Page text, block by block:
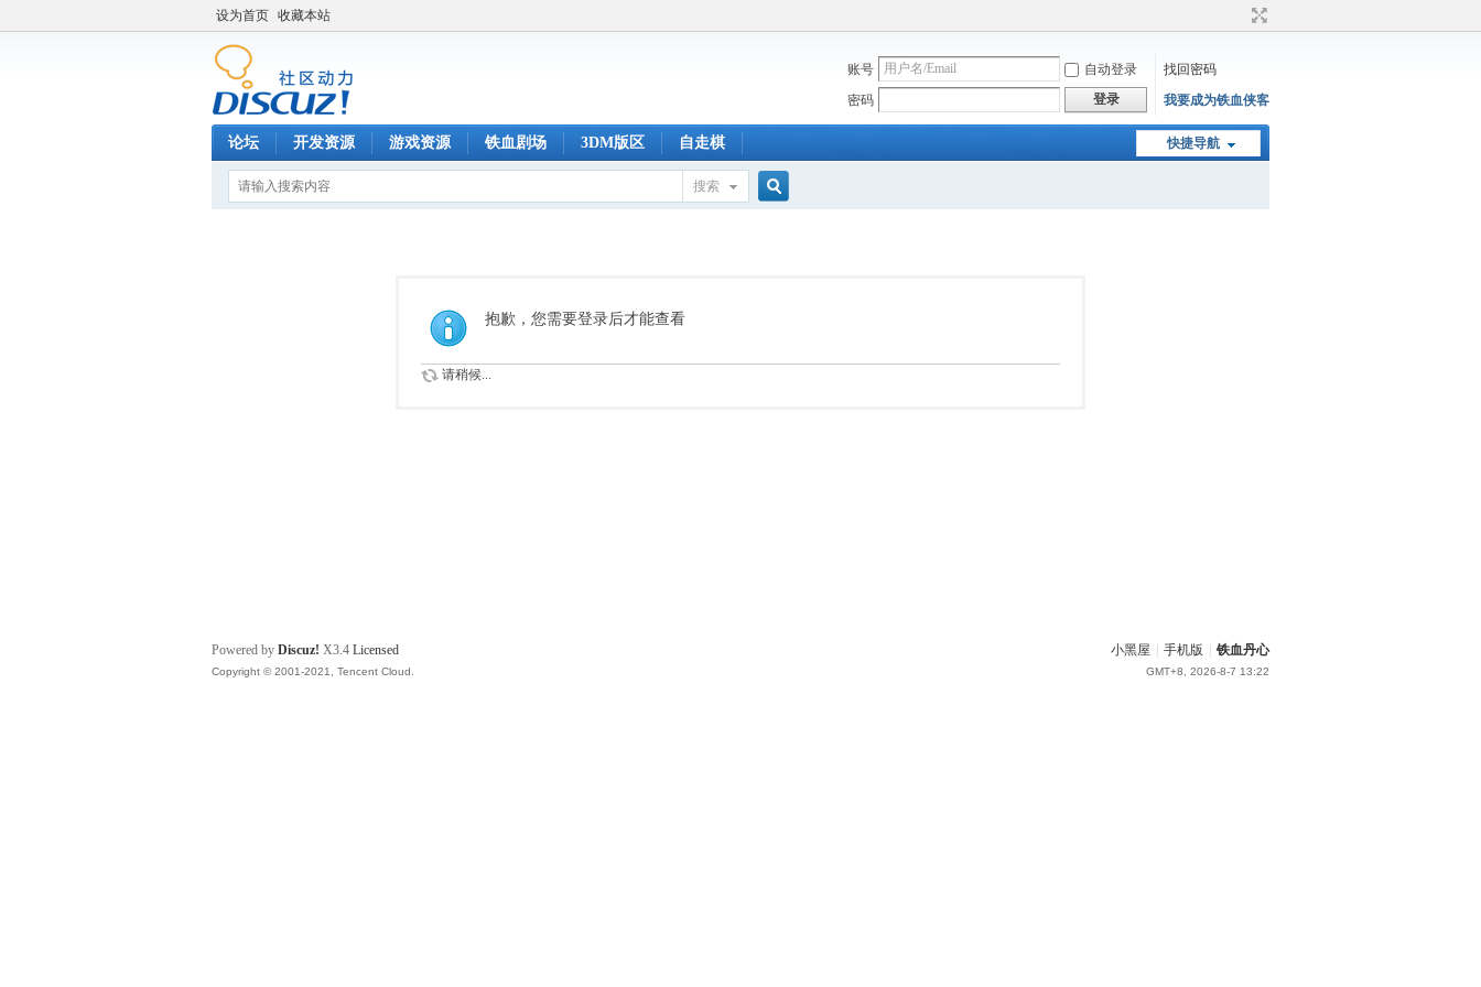
设为首页 收藏本站
账号 自动登录
找回密码
密码
登录 我要成为铁血侠客
快捷导航
论坛 开发资源 游戏资源 铁血剧场 3DM版区 自走棋
搜索
抱歉，您需要登录后才能查看
请稍候...
小黑屋 手机版 铁血丹心
GMT+8, 2026-8-7 13:22
Powered by Discuz! X3.4 Licensed
Copyright © 2001-2021, Tencent Cloud.